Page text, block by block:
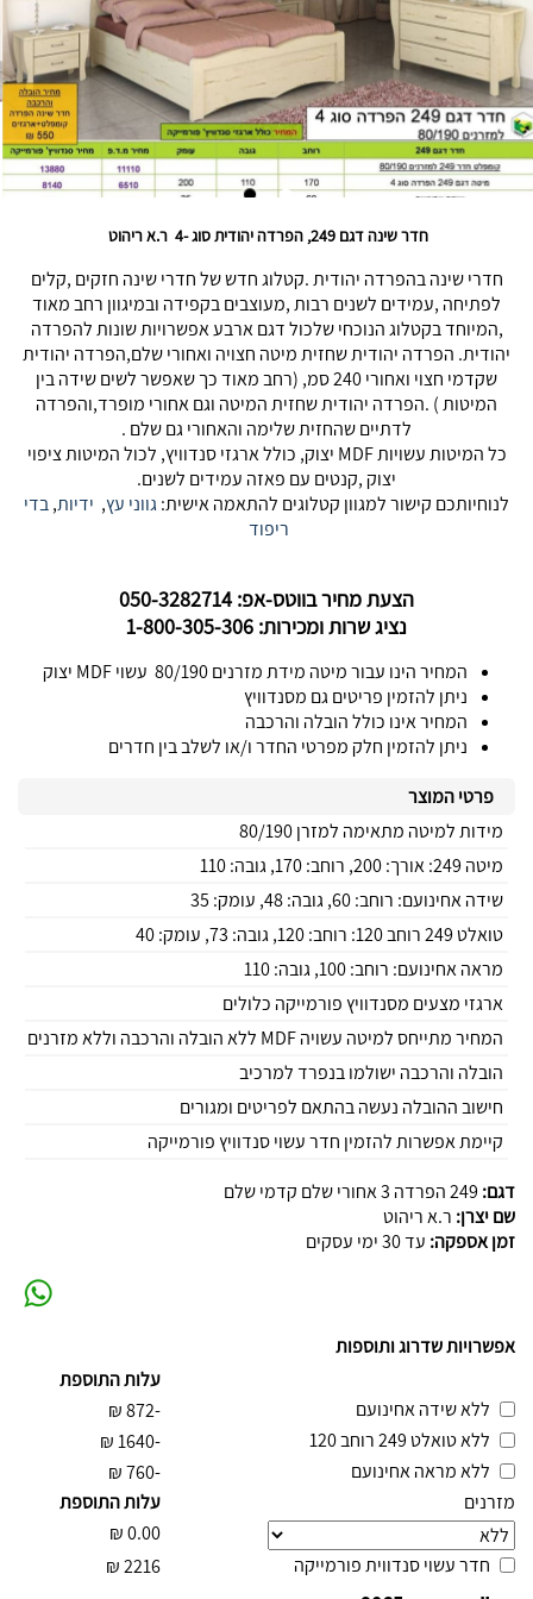
חדר שינה דגם 249, הפרדה יהודית סוג -4 ר.א ריהוט
חדרי שינה בהפרדה יהודית .קטלוג חדש של חדרי שינה חזקים ,קלים
לפתיחה ,עמידים לשנים רבות ,מעוצבים בקפידה ובמיגוון רחב מאוד
,המיוחד בקטלוג הנוכחי שלכול דגם ארבע אפשרויות שונות להפרדה
יהודית. הפרדה יהודית שחזית מיטה חצויה ואחורי שלם,הפרדה יהודית
שקדמי חצוי ואחורי 240 סמ, (רחב מאוד כך שאפשר לשים שידה בין
המיטות ) .הפרדה יהודית שחזית המיטה וגם אחורי מופרד,והפרדה
לדתיים שהחזית שלימה והאחורי גם שלם .
כל המיטות עשויות MDF יצוק, כולל ארגזי סנדוויץ, לכול המיטות ציפוי
יצוק ,קנטים עם פאזה עמידים לשנים.
לנוחיותכם קישור למגוון קטלוגים להתאמה אישית:גווני עץ, ידיות,בדי
ריפוד
הצעת מחיר בווטס-אפ: 050-3282714
נציג שרות ומכירות: 1-800-305-306
המחיר הינו עבור מיטה מידת מזרנים 80/190 עשוי MDF יצוק
ניתן להזמין פריטים גם מסנדוויץ
המחיר אינו כולל הובלה והרכבה
ניתן להזמין חלק מפרטי החדר ו/או לשלב בין חדרים
פרטי המוצר
מידות למיטה מתאימה למזרן 80/190
מיטה 249: אורך: 200, רוחב: 170, גובה: 110
שידה אחינועם: רוחב: 60, גובה: 48, עומק: 35
טואלט 249 רוחב 120: רוחב: 120, גובה: 73, עומק: 40
מראה אחינועם: רוחב: 100, גובה: 110
ארגזי מצעים מסנדוויץ פורמייקה כלולים
המחיר מתייחס למיטה עשויה MDF ללא הובלה והרכבה וללא מזרנים
הובלה והרכבה ישולמו בנפרד למרכיב
חישוב ההובלה נעשה בהתאם לפריטים ומגורים
קיימת אפשרות להזמין חדר עשוי סנדוויץ פורמייקה
דגם: 249 הפרדה 3 אחורי שלם קדמי שלם
שם יצרן: ר.א ריהוט
זמן אספקה: עד 30 ימי עסקים
אפשרויות שדרוג ותוספות
עלות התוספת
ללא שידה אחינועם
-872
₪
ללא טואלט 249 רוחב 120
-1640
₪
ללא מראה אחינועם
-760
₪
מזרנים
עלות התוספת
0.00
₪
חדר עשוי סנדווית פורמייקה
2216
₪